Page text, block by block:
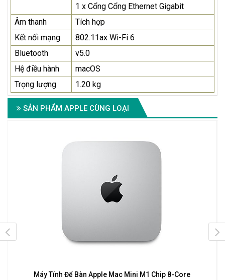
1 x Cổng Cổng Ethernet Gigabit
Âm thanh
Tích hợp
Kết nối mạng
802.11ax Wi-Fi 6
Bluetooth
v5.0
Hệ điều hành
macOS
Trọng lượng
1.20 kg
SẢN PHẨM APPLE CÙNG LOẠI
Máy Tính Để Bàn Apple Mac Mini M1 Chip 8-Core